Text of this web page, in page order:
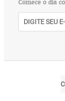
Comece o dia